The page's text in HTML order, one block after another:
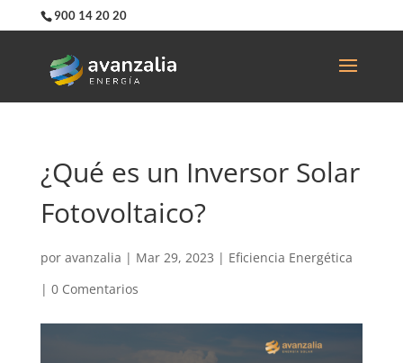
900 14 20 20
¿Qué es un Inversor Solar
Fotovoltaico?
por avanzalia | Mar 29, 2023 | Eficiencia Energética
| 0 Comentarios